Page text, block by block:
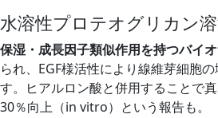
水溶性プロテオグリカン
保湿・成長因子類似作用を持つバイ
られ、EGF様活性により線維芽細胞
す。ヒアルロン酸と併用することで
30％向上（in vitro）という報告も。